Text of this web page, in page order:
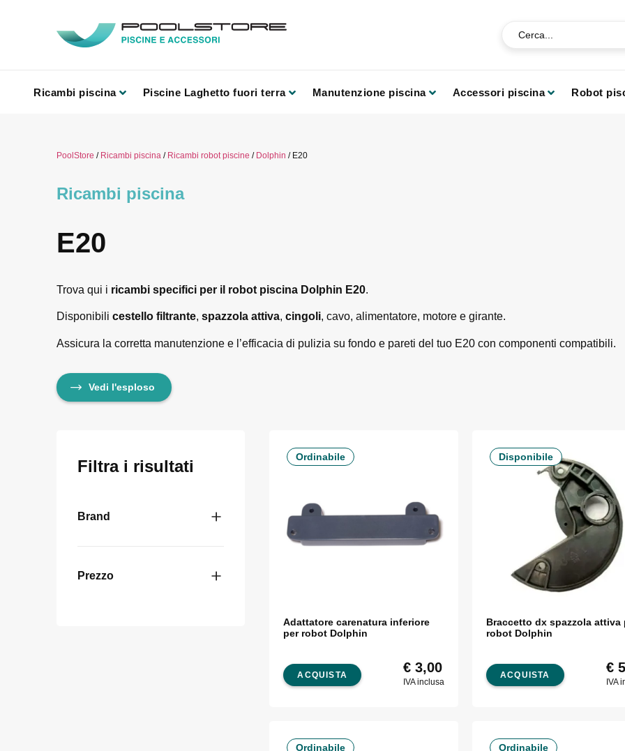
Ricambi piscina Piscine Laghetto fuori terra Manutenzione piscina Accessori piscina Robot
PoolStore / Ricambi piscina/ Ricambi robot piscine / Dolphin / E20
Ricambi piscina
E20
Trova qui i ricambi specifici per il robot piscina Dolphin E20.
Disponibili cestello filtrante, spazzola attiva, cingoli, cavo, alimentatore, motore e girante.
Assicura la corretta manutenzione e l’efficacia di pulizia su fondo e pareti del tuo E20 con componenti compatibili.
Vedi l'esploso
Filtra i risultati
Brand
Prezzo
Ordinabile
Adattatore carenatura inferiore
per robot Dolphin
ACQUISTA €3,00
IVA inclusa
Disponibile
Braccetto dx spazzola attiva
robot Dolphin
ACQUISTA €
IVA
Ordinabile Ordinabile